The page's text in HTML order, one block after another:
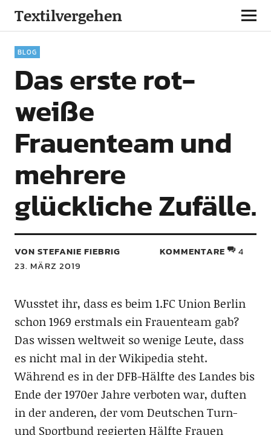
Textilvergehen
BLOG
Das erste rot-
weiße
Frauenteam und
mehrere
glückliche Zufälle.
VON STEFANIE FIEBRIG
23. MÄRZ 2019
KOMMENTARE 4
Wusstet ihr, dass es beim 1.FC Union Berlin
schon 1969 erstmals ein Frauenteam gab?
Das wissen weltweit so wenige Leute, dass
es nicht mal in der Wikipedia steht.
Während es in der DFB-Hälfte des Landes bis
Ende der 1970er Jahre verboten war, duften
in der anderen, der vom Deutschen Turn-
und Sportbund regierten Hälfte Frauen